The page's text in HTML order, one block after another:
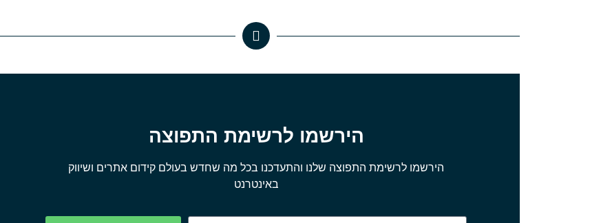
הירשמו לרשימת התפוצה
הירשמו לרשימת התפוצה שלנו והתעדכנו בכל מה שחדש בעולם קידום אתרים ושיווק
באינטרנט